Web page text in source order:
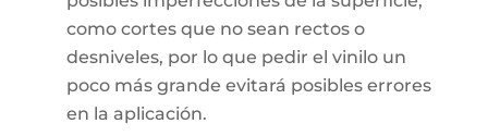
como cortes que no sean rectos o
desniveles, por lo que pedir el vinilo un
poco más grande evitará posibles errores
en la aplicación.